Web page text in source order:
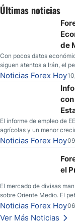
Últimas noticias
de
Con pocos datos
siguen atentos a Irán, el
la Fed.
Noticias Forex Hoy
con
El informe de empleo de
agrícolas y un menor
Noticias Forex Hoy
el
El mercado de divisas
sobre Oriente Medio. El
y los operadores esperan
Unidos.
Noticias Forex Hoy
Ver Más Noticias